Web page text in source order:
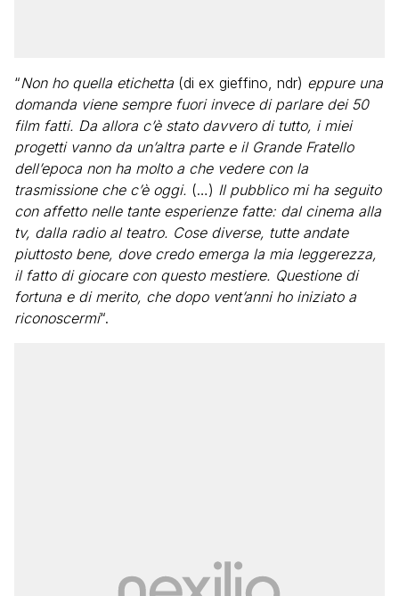
“Non ho quella etichetta (di ex gieffino, ndr) eppure una
domanda viene sempre fuori invece di parlare dei 50
film fatti. Da allora c’è stato davvero di tutto, i miei
progetti vanno da un’altra parte e il Grande Fratello
dell’epoca non ha molto a che vedere con la
trasmissione che c’è oggi. (…) Il pubblico mi ha seguito
con affetto nelle tante esperienze fatte: dal cinema alla
tv, dalla radio al teatro. Cose diverse, tutte andate
piuttosto bene, dove credo emerga la mia leggerezza,
il fatto di giocare con questo mestiere. Questione di
fortuna e di merito, che dopo vent’anni ho iniziato a
riconoscermi“.